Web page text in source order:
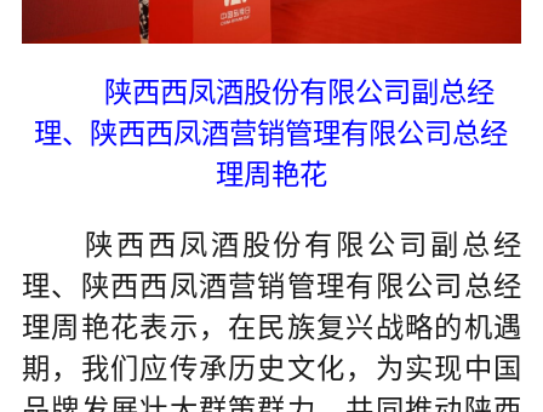
陕西西凤酒股份有限公司副总经
理、陕西西凤酒营销管理有限公司总经
理周艳花
陕西西凤酒股份有限公司副总经
理、陕西西凤酒营销管理有限公司总经
理周艳花表示，在民族复兴战略的机遇
期，我们应传承历史文化，为实现中国